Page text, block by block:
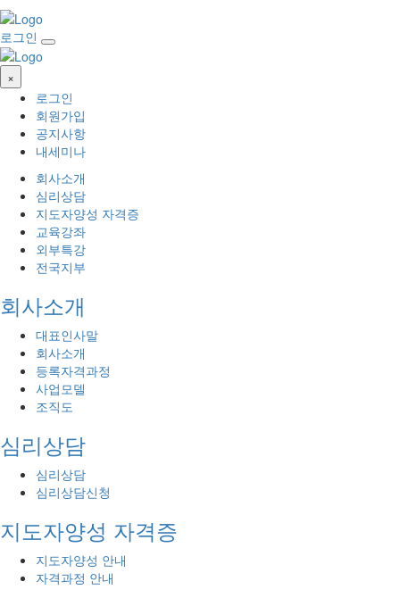
로그인
×
로그인
회원가입
공지사항
내세미나
회사소개
심리상담
지도자양성 자격증
교육강좌
외부특강
전국지부
회사소개
대표인사말
회사소개
등록자격과정
사업모델
조직도
심리상담
심리상담
심리상담신청
지도자양성 자격증
지도자양성 안내
자격과정 안내